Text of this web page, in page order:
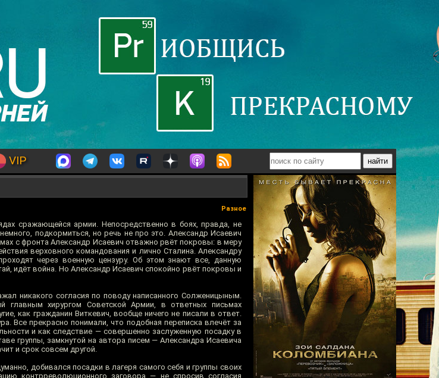
VIP
Разное
сражающейся армии. Непосредственно в боях, правда, не
подкормиться, но речь не про это. Александр Исаевич
с фронта Александр Исаевич отважно рвёт покровы: в меру
верховного командования и лично Сталина. Александру
через военную цензуру. Об этом знают все, данную
идёт война. Но Александр Исаевич спокойно рвёт покровы и
никакого согласия по поводу написанного Солженицыным.
главным хирургом Советской Армии, в ответных письмах
как гражданин Виткевич, вообще ничего не писали в ответ.
Все прекрасно понимали, что подобная переписка влечёт за
и как следствие — совершенно заслуженную посадку в
группы, замкнутой на автора писем — Александра Исаевича
и срок совсем другой.
добивался посадки в лагеря самого себя и группы своих
контрреволюционного заговора — не спросив согласия